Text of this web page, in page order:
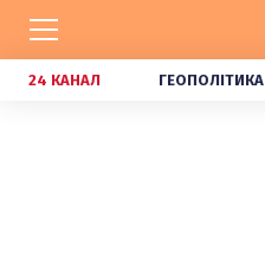
24 КАНАЛ ГЕОПОЛІТИКА